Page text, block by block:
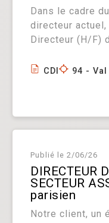
Dans le cadre
directeur
Directeur (H/F)
CDI
94 -
Publié le 2/06/26
DIRECTEUR
SECTEUR
parisien
Notre client, un